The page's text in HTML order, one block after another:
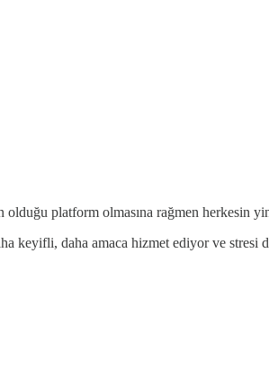
platform olmasına rağmen herkesin
keyifli, daha amaca hizmet ediyor ve stresi